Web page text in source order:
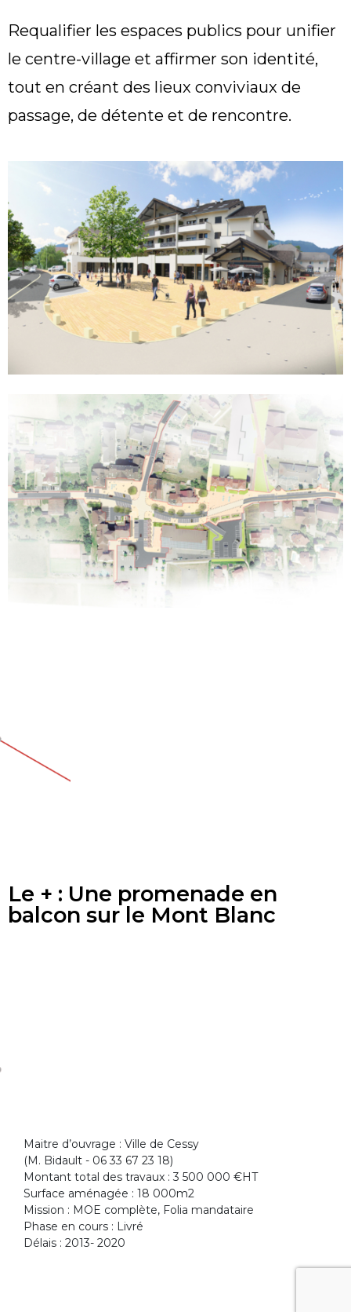
Le + : Une promenade en
balcon sur le Mont Blanc
Maitre d’ouvrage : Ville de Cessy
(M. Bidault - 06 33 67 23 18)
Montant total des travaux : 3 500 000 €HT
Surface aménagée : 18 000m2
Mission : MOE complète, Folia mandataire
Phase en cours : Livré
Délais : 2013- 2020
Requalifier les espaces publics pour unifier
le centre-village et affirmer son identité,
tout en créant des lieux conviviaux de
passage, de détente et de rencontre.